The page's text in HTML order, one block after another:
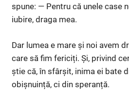
spune: — Pentru că unele case
iubire, draga mea.
Dar lumea e mare și noi avem
care să fim fericiți. Și, privind
știe că, în sfârșit, inima ei bate
obișnuință, ci din speranță.